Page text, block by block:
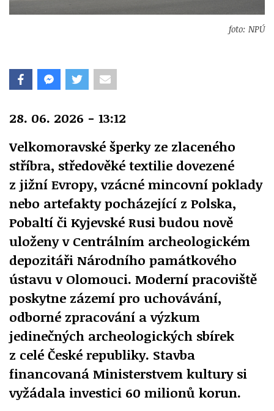
foto: NPÚ
28. 06. 2026 - 13:12
Velkomoravské šperky ze zlaceného
stříbra, středověké textilie dovezené
z jižní Evropy, vzácné mincovní poklady
nebo artefakty pocházející z Polska,
Pobaltí či Kyjevské Rusi budou nově
uloženy v Centrálním archeologickém
depozitáři Národního památkového
ústavu v Olomouci. Moderní pracoviště
poskytne zázemí pro uchovávání,
odborné zpracování a výzkum
jedinečných archeologických sbírek
z celé České republiky. Stavba
financovaná Ministerstvem kultury si
vyžádala investici 60 milionů korun.